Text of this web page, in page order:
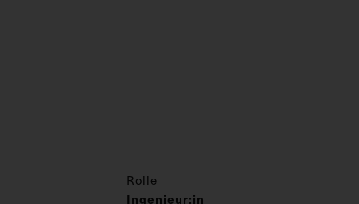
Rolle
Ingenieur:in